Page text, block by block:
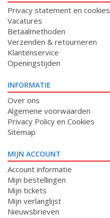
Privacy statement en cookies
Vacatures
Betaalmethoden
Verzenden & retourneren
Klantenservice
Openingstijden
INFORMATIE
Over ons
Algemene voorwaarden
Privacy Policy en Cookies
Sitemap
MIJN ACCOUNT
Account informatie
Mijn bestellingen
Mijn tickets
Mijn verlanglijst
Nieuwsbrieven